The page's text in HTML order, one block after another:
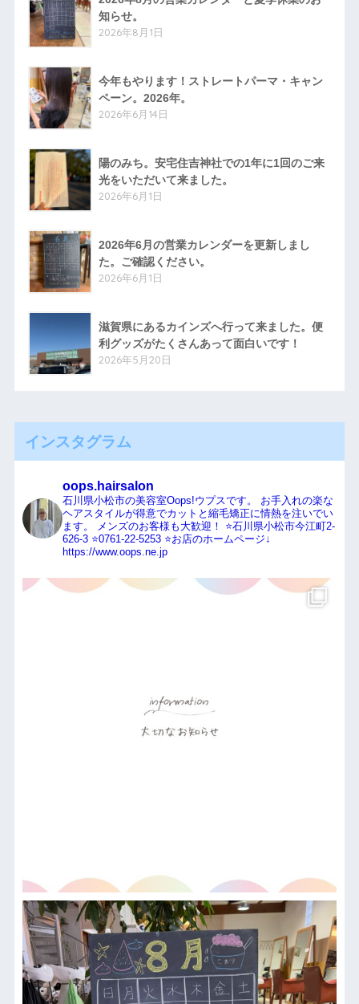
知らせ。
2026年8月1日
今年もやります！ストレートパーマ・キャン
ペーン。2026年。
2026年6月14日
陽のみち。安宅住吉神社での1年に1回のご来
光をいただいて来ました。
2026年6月1日
2026年6月の営業カレンダーを更新しまし
た。ご確認ください。
2026年6月1日
滋賀県にあるカインズへ行って来ました。便
利グッズがたくさんあって面白いです！
2026年5月20日
インスタグラム
oops.hairsalon
石川県小松市の美容室Oops!ウプスです。
お手入れの楽な
ヘアスタイルが得意でカットと縮毛矯正に情熱を注いでい
ます。
メンズのお客様も大歓迎！
⭐️石川県小松市今江町2-
626-3⭐️0761-22-5253⭐️お店のホームページ↓
https://www.oops.ne.jp